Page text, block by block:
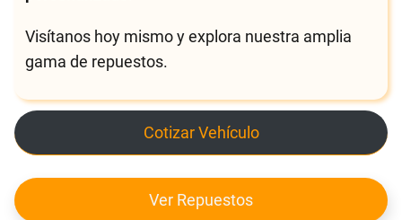
Visítanos hoy mismo y explora nuestra amplia
gama de repuestos.
Cotizar Vehículo
Ver Repuestos